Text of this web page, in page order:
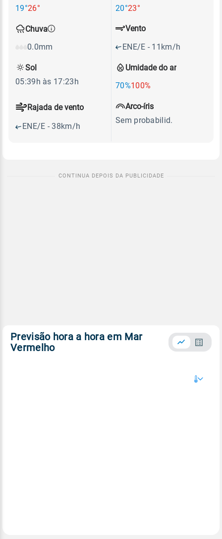
19°26°
20°23°
Chuva
0.0mm
Umidade do ar
70%100%
Vento
ENE/E - 11km/h
Rajada de vento
ENE/E - 38km/h
Sol
05:39h às 17:23h
Arco-íris
Sem probabilid.
Previsão hora a hora em Mar
Vermelho